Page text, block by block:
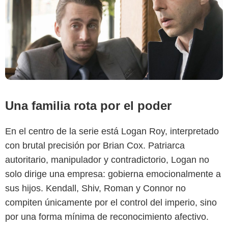
Una familia rota por el poder
En el centro de la serie está Logan Roy, interpretado
con brutal precisión por Brian Cox. Patriarca
autoritario, manipulador y contradictorio, Logan no
solo dirige una empresa: gobierna emocionalmente a
sus hijos. Kendall, Shiv, Roman y Connor no
compiten únicamente por el control del imperio, sino
por una forma mínima de reconocimiento afectivo.
HBO Max